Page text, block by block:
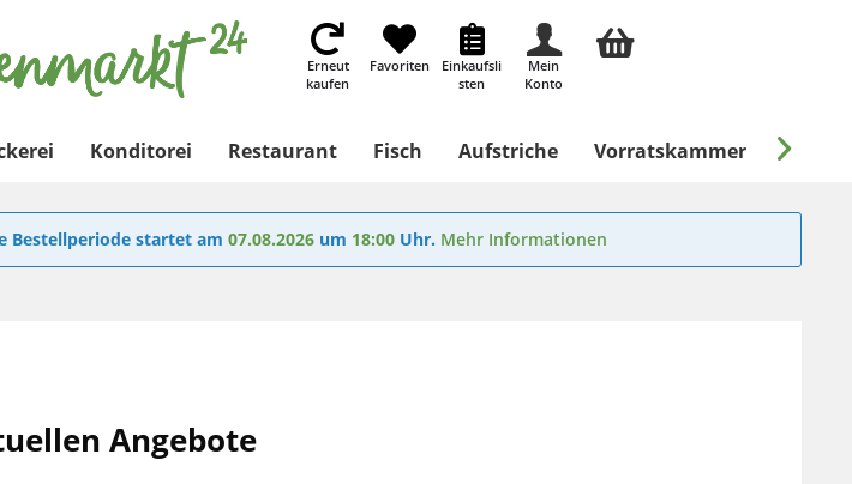
Erneut
kaufen
Favoriten
Einkaufsli
sten
Mein
Konto
Konditorei Restaurant Fisch Aufstriche Vorratskammer Süßes

Bestellperiode startet am 07.08.2026 um 18:00 Uhr. Mehr Informationen
Angebote